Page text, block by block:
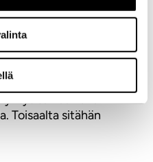
vasta sitten, onko
tai Google -
kuntoon ja integroi
Vain
voit tehdä oikeat
Toisaalta sitähän